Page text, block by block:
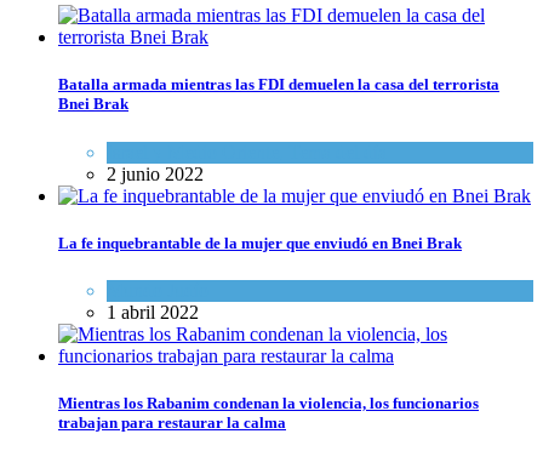
Batalla armada mientras las FDI demuelen la casa del terrorista
Bnei Brak
2 junio 2022
La fe inquebrantable de la mujer que enviudó en Bnei Brak
1 abril 2022
Mientras los Rabanim condenan la violencia, los funcionarios
trabajan para restaurar la calma